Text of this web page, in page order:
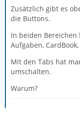
Zusätzlich gibt es
die Buttons.
In beiden Bereichen
Aufgaben,
Mit den Tabs hat
umschalten.
Warum?